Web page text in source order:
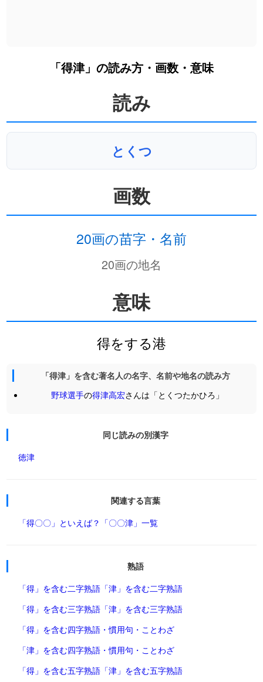
「得津」の読み方・画数・意味
読み
とくつ
画数
20画の苗字・名前
20画の地名
意味
得をする港
「得津」を含む著名人の名字、名前や地名の読み方
野球選手の得津高宏さんは「とくつたかひろ」
同じ読みの別漢字
徳津
関連する言葉
「得〇〇」といえば？ 「〇〇津」一覧
熟語
「得」を含む二字熟語 「津」を含む二字熟語
「得」を含む三字熟語 「津」を含む三字熟語
「得」を含む四字熟語・慣用句・ことわざ
「津」を含む四字熟語・慣用句・ことわざ
「得」を含む五字熟語 「津」を含む五字熟語